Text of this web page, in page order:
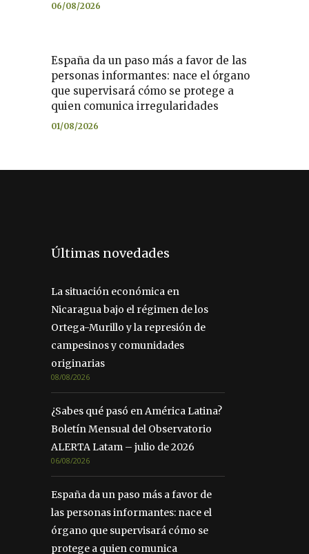
06/08/2026
España da un paso más a favor de las
personas informantes: nace el órgano
que supervisará cómo se protege a
quien comunica irregularidades
01/08/2026
Últimas novedades
La situación económica en
Nicaragua bajo el régimen de los
Ortega-Murillo y la represión de
campesinos y comunidades
originarias
08/08/2026
¿Sabes qué pasó en América Latina?
Boletín Mensual del Observatorio
ALERTA Latam – julio de 2026
06/08/2026
España da un paso más a favor de
las personas informantes: nace el
órgano que supervisará cómo se
protege a quien comunica